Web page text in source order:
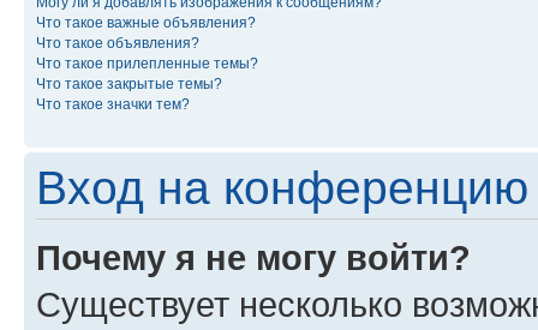
Что такое важные объявления?
Что такое объявления?
Что такое прилепленные темы?
Что такое закрытые темы?
Что такое значки тем?
Вход на конференцию
Почему я не могу войти?
Существует несколько